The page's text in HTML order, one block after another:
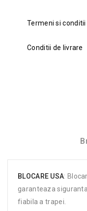
Termeni si conditii
Conditii de livrare
BLOCARE USA:
garanteaza
fiabila a trapei.